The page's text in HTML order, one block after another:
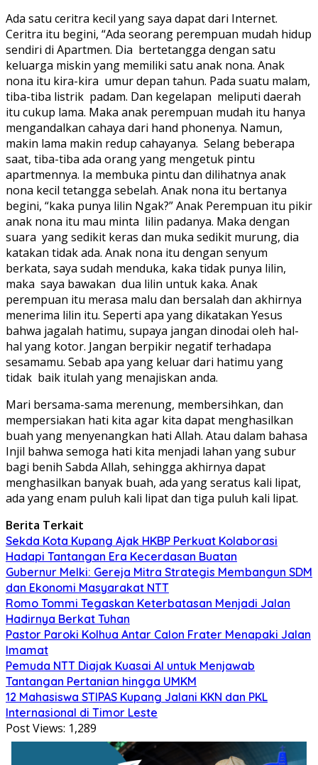
Ada satu ceritra kecil yang saya dapat dari Internet.
Ceritra itu begini, “Ada seorang perempuan mudah hidup
sendiri di Apartmen. Dia bertetangga dengan satu
keluarga miskin yang memiliki satu anak nona. Anak
nona itu kira-kira umur depan tahun. Pada suatu malam,
tiba-tiba listrik padam. Dan kegelapan meliputi daerah
itu cukup lama. Maka anak perempuan mudah itu hanya
mengandalkan cahaya dari hand phonenya. Namun,
makin lama makin redup cahayanya. Selang beberapa
saat, tiba-tiba ada orang yang mengetuk pintu
apartmennya. Ia membuka pintu dan dilihatnya anak
nona kecil tetangga sebelah. Anak nona itu bertanya
begini, “kaka punya lilin Ngak?” Anak Perempuan itu pikir
anak nona itu mau minta lilin padanya. Maka dengan
suara yang sedikit keras dan muka sedikit murung, dia
katakan tidak ada. Anak nona itu dengan senyum
berkata, saya sudah menduka, kaka tidak punya lilin,
maka saya bawakan dua lilin untuk kaka. Anak
perempuan itu merasa malu dan bersalah dan akhirnya
menerima lilin itu. Seperti apa yang dikatakan Yesus
bahwa jagalah hatimu, supaya jangan dinodai oleh hal-
hal yang kotor. Jangan berpikir negatif terhadapa
sesamamu. Sebab apa yang keluar dari hatimu yang
tidak baik itulah yang menajiskan anda.
Mari bersama-sama merenung, membersihkan, dan
mempersiakan hati kita agar kita dapat menghasilkan
buah yang menyenangkan hati Allah. Atau dalam bahasa
Injil bahwa semoga hati kita menjadi lahan yang subur
bagi benih Sabda Allah, sehingga akhirnya dapat
menghasilkan banyak buah, ada yang seratus kali lipat,
ada yang enam puluh kali lipat dan tiga puluh kali lipat.
Berita Terkait
Sekda Kota Kupang Ajak HKBP Perkuat Kolaborasi
Hadapi Tantangan Era Kecerdasan Buatan
Gubernur Melki: Gereja Mitra Strategis Membangun SDM
dan Ekonomi Masyarakat NTT
Romo Tommi Tegaskan Keterbatasan Menjadi Jalan
Hadirnya Berkat Tuhan
Pastor Paroki Kolhua Antar Calon Frater Menapaki Jalan
Imamat
Pemuda NTT Diajak Kuasai AI untuk Menjawab
Tantangan Pertanian hingga UMKM
12 Mahasiswa STIPAS Kupang Jalani KKN dan PKL
Internasional di Timor Leste
Post Views: 1,289